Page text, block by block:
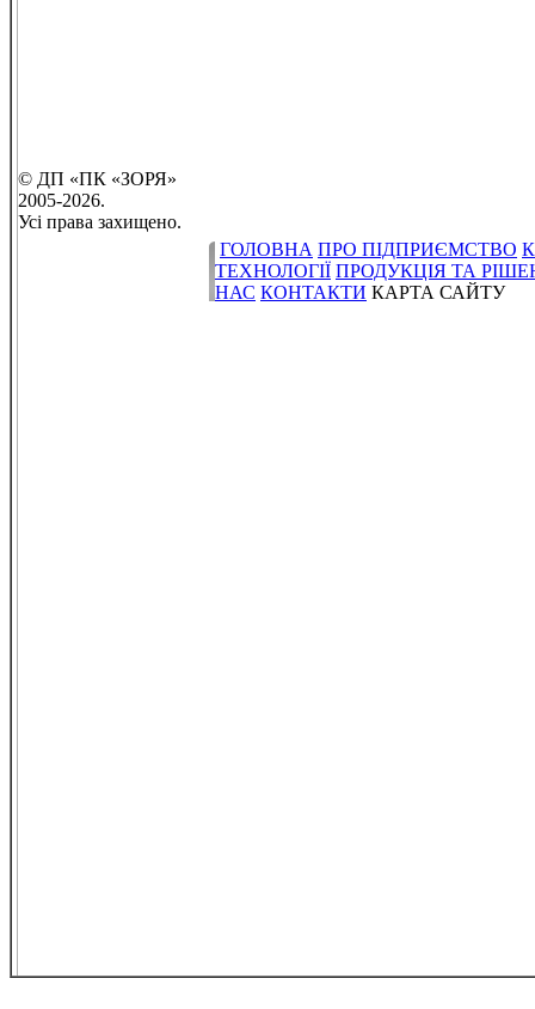
© ДП «ПК «ЗОРЯ»
2005-2026.
Усі права захищено.
ГОЛОВНА ПРО ПІДПРИЄМСТВО
ТЕХНОЛОГІЇ ПРОДУКЦІЯ ТА
НАС КОНТАКТИ КАРТА САЙТУ